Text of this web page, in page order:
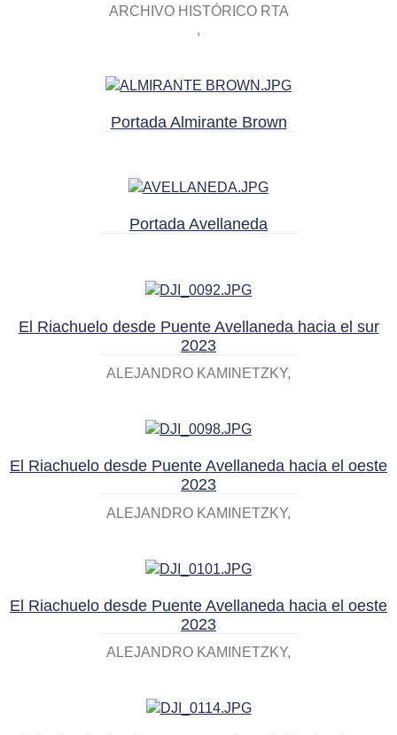
ARCHIVO HISTÓRICO RTA
Portada Almirante Brown
Portada Avellaneda
El Riachuelo desde Puente Avellaneda hacia el sur
2023
ALEJANDRO KAMINETZKY
El Riachuelo desde Puente Avellaneda hacia el oeste
2023
ALEJANDRO KAMINETZKY
El Riachuelo desde Puente Avellaneda hacia el oeste
2023
ALEJANDRO KAMINETZKY